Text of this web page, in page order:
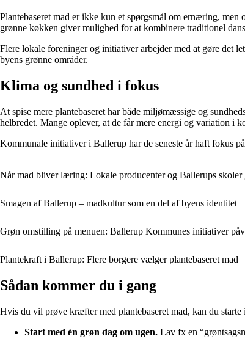
Plantebaseret mad er ikke kun et spørgsmål om ernæring,
grønne køkken giver mulighed for at kombinere traditionel
Flere lokale foreninger og initiativer arbejder med at gøre det
byens grønne områder.
Klima og sundhed i fokus
At spise mere plantebaseret har både miljømæssige og
helbredet. Mange oplever, at de får mere energi og variation i
Kommunale initiativer i Ballerup har de seneste år haft fokus
Når mad bliver læring: Lokale producenter og Ballerups skoler
Smagen af Ballerup – madkultur som en del af byens identitet
Grøn omstilling på menuen: Ballerup Kommunes initiativer
Plantekraft i Ballerup: Flere borgere vælger plantebaseret mad
Sådan kommer du i gang
Hvis du vil prøve kræfter med plantebaseret mad, kan du starte
Start med én grøn dag om ugen. Lav fx en